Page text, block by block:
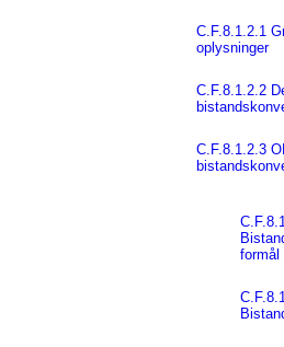
C.F.8.1.2.1
oplysninger
C.F.8.1.2.2
C.F.8.1.2.3
formål